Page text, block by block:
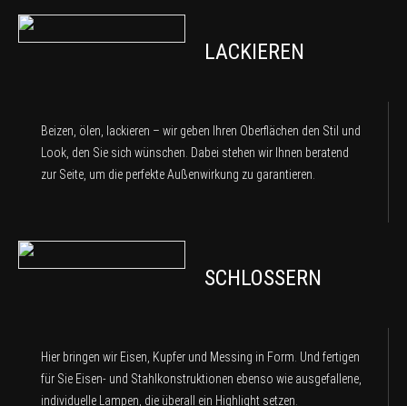
LACKIEREN
Beizen, ölen, lackieren – wir geben Ihren Oberflächen den Stil und
Look, den Sie sich wünschen. Dabei stehen wir Ihnen beratend
zur Seite, um die perfekte Außenwirkung zu garantieren.
SCHLOSSERN
Hier bringen wir Eisen, Kupfer und Messing in Form. Und fertigen
für Sie Eisen- und Stahlkonstruktionen ebenso wie ausgefallene,
individuelle Lampen, die überall ein Highlight setzen.